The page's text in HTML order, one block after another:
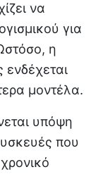
να
για
η
ενδέχεται
μοντέλα.
υπόψη
που